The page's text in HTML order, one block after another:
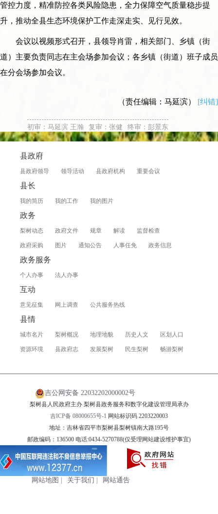
管控力度，精准防控各类风险隐患，全力保障空气质量稳步提
升，推动全县生态环境保护工作走深走实、见行见效。
会议以视频形式召开，县领导肖雷，相关部门、乡镇（街
道）主要负责同志在主会场参加会议；各乡镇（街道）班子成员
在分会场参加会议。
（责任编辑：马延滨） [纠错]
初审：马延滨 王瀚 复审：张健 终审：彭景东
县政府
县政府领导 领导活动 县政府机构 重要会议
县长
我的简历 我的工作 我的图片
政务
梨树动态 政府文件 规章 解读 监督检查
政府采购 图片 通知公告 人事任免 政务信息
政务服务
个人办事 法人办事
互动
意见征集 网上调查 公共服务热线
县情
城市名片 梨树概况 地理地貌 历史人文 区划人口
资源环境 县政府志 发展梨树 民生梨树 畅游梨树
吉公网安备 22032202000002号
梨树县人民政府主办 梨树县政务服务和数字化建设管理局承办
吉ICP备 08000655号-1 网站标识码 2203220003
地址：吉林省四平市梨树县梨树镇南大路195号
邮政编码：136500 电话:0434-5270788(仅受理网站建设维护事宜)
网站地图 | 关于我们 | 网站通告